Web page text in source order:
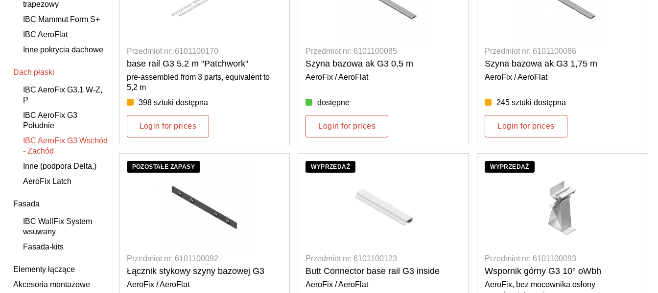
trapezowy
IBC Mammut Form S+
IBC AeroFlat
Inne pokrycia dachowe
Dach płaski
IBC AeroFix G3.1 W-Z,
P
IBC AeroFix G3
Południe
IBC AeroFix G3 Wschód
- Zachód
Inne (podpora Delta,)
AeroFix Latch
Fasada
IBC WallFix System
wsuwany
Fasada-kits
Elementy łączące
Akcesoria montażowe
Przedmiot nr: 6101100170
base rail G3 5,2 m "Patchwork"
pre-assembled from 3 parts, equivalent to
5,2 m
398 sztuki dostępna
Login for prices
Przedmiot nr: 6101100085
Szyna bazowa ak G3 0,5 m
AeroFix / AeroFlat
dostępne
Login for prices
Przedmiot nr: 6101100086
Szyna bazowa ak G3 1,75 m
AeroFix / AeroFlat
245 sztuki dostępna
Login for prices
POZOSTAŁE ZAPASY
Przedmiot nr: 6101100092
Łącznik stykowy szyny bazowej G3
AeroFix / AeroFlat
WYPRZEDAŻ
Przedmiot nr: 6101100123
Butt Connector base rail G3 inside
AeroFix / AeroFlat
WYPRZEDAŻ
Przedmiot nr: 6101100093
Wspornik górny G3 10° oWbh
AeroFix, bez mocownika osłony